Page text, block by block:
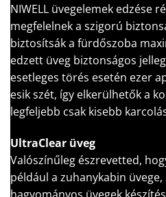
NIWELL üvegelemek edzése
megfelelnek a szigorú
biztosítsák a fürdőszoba
edzett üveg biztonságos
esetleges törés esetén ezer
esik szét, így elkerülhetők a
legfeljebb csak kisebb
UltraClear üveg
Valószínűleg észrevetted,
például a zuhanykabin